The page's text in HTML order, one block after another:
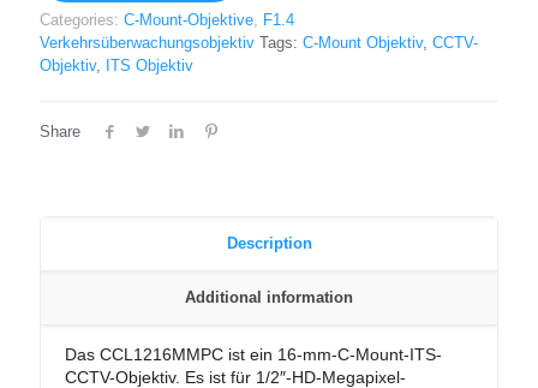
Categories: C-Mount-Objektive F1.4
Verkehrsüberwachungsobjektiv Tags: C-Mount Objektiv, CCTV-
Objektiv, ITS Objektiv
Share
Description
Additional information
Das CCL1216MMPC ist ein 16-mm-C-Mount-ITS-
CCTV-Objektiv. Es ist für 1/2″-HD-Megapixel-